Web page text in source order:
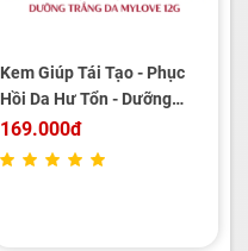
Kem Giúp Tái Tạo - Phục
Hồi Da Hư Tổn - Dưỡng
Trắng Da MYLOVE 12g
169.000đ